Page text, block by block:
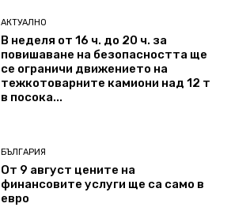
АКТУАЛНО
В неделя от 16 ч. до 20 ч. за
повишаване на безопасността ще
се ограничи движението на
тежкотоварните камиони над 12 т
в посока...
БЪЛГАРИЯ
От 9 август цените на
финансовите услуги ще са само в
евро